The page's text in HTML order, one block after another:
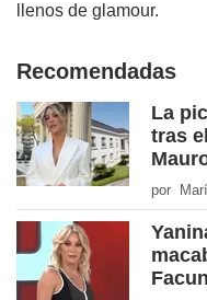
llenos de glamour.
Recomendadas
La
tras
por